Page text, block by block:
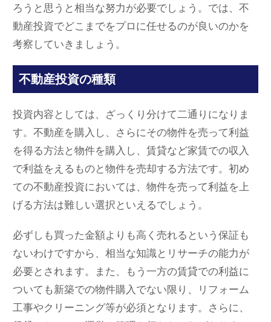
ろうと思うと相当な努力が必要でしょう。では、不
動産投資でどこまでをプロに任せるのが良いのかを
考察していきましょう。
不動産投資の種類
投資内容としては、ざっくり分けて二通りになりま
す。不動産を購入し、さらにその物件を売って利益
を得る方法と物件を購入し、賃貸など家賃での収入
で利益をえるものと物件を売却する方法です。初め
ての不動産投資においては、物件を売って利益を上
げる方法は難しい選択といえるでしょう。
必ずしも買った金額よりも高く売れるという保証も
ないわけですから、相当な知識とリサーチの能力が
必要とされます。また、もう一方の賃貸での利益に
ついても新築での物件購入でない限り、リフォーム
工事やクリーニング等が必須となります。さらに、